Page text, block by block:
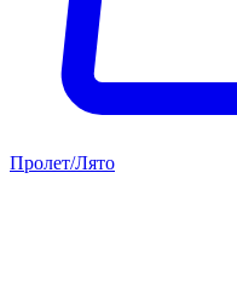
Пролет/Лято